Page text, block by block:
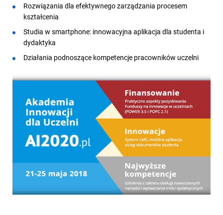
Rozwiązania dla efektywnego zarządzania procesem
kształcenia
Studia w smartphone: innowacyjna aplikacja dla studenta i
dydaktyka
Działania podnoszące kompetencje pracowników uczelni